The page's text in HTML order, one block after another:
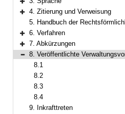
Bereich erweitern
Bereich erweitern
4. Zitierung und Verweisung
5. Handbuch der
Bereich erweitern
6. Verfahren
Bereich erweitern
7. Abkürzungen
Bereich reduzieren
8. Veröffentlichte
8.1
8.2
8.3
8.4
9. Inkrafttreten